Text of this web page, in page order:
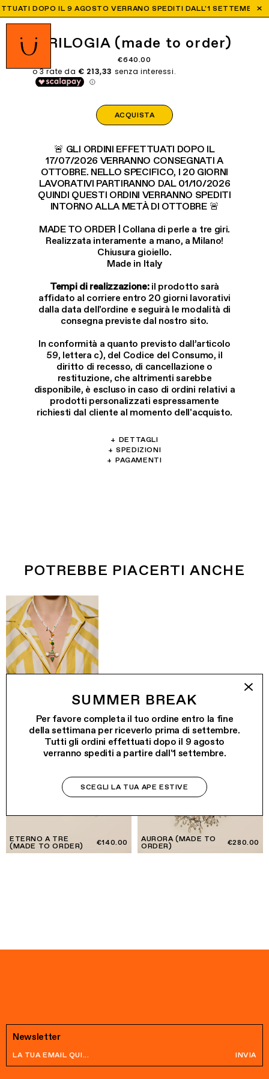
DOPO IL 9 AGOSTO VERRANO SPEDITI DALL'1 SETTEMBRE
SUMMER BREAK
Per favore completa il tuo ordine entro la fine
della settimana per riceverlo prima di settembre.
Tutti gli ordini effettuati dopo il 9 agosto
verranno spediti a partire dall'1 settembre.
SCEGLI LA TUA APE ESTIVE
TRILOGIA (made to order)
€640.00
ACQUISTA
🚨 GLI ORDINI EFFETTUATI DOPO IL
17/07/2026 VERRANNO CONSEGNATI A
OTTOBRE. NELLO SPECIFICO, I 20 GIORNI
LAVORATIVI PARTIRANNO DAL 01/10/2026
QUINDI QUESTI ORDINI VERRANNO SPEDITI
INTORNO ALLA METÀ DI OTTOBRE 🚨
MADE TO ORDER | Collana di perle a tre giri.
Realizzata interamente a mano, a Milano!
Chiusura gioiello.
Made in Italy
Tempi di realizzazione:il prodotto sarà
affidato al corriere entro 20 giorni lavorativi
dalla data dell'ordine e seguirà le modalità di
consegna previste dal nostro sito.
In conformità a quanto previsto dall’articolo
59, lettera c), del Codice del Consumo, il
diritto di recesso, di cancellazione o
restituzione, che altrimenti sarebbe
disponibile, è escluso in caso di ordini relativi a
prodotti personalizzati espressamente
richiesti dal cliente al momento dell'acquisto.
+ DETTAGLI
Materiali: Ottone, perle di fiume, vetro e
cristallo. Lunghezza primo giro: 38cm
+ SPEDIZIONI
Offriamo spedizioni in tutto il mondo:
SPEDIZIONE GRATUITA PER ORDINI
SUPERIORI A €180 IN EU
+ PAGAMENTI
POTREBBE PIACERTI ANCHE
VITA (MADE TO
ORDER)
ETERNO A TRE
(MADE TO ORDER) €140.00 AURORA (MADE TO
ORDER) €280.00
Newsletter
INVIA